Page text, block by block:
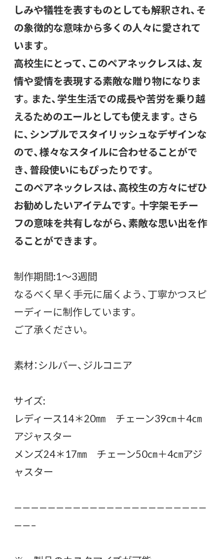
しみや犠牲を表すものとしても解釈され、そ
の象徴的な意味から多くの人々に愛されて
います。
高校生にとって、このペアネックレスは、友
情や愛情を表現する素敵な贈り物になりま
す。また、学生生活での成長や苦労を乗り越
えるためのエールとしても使えます。さら
に、シンプルでスタイリッシュなデザインな
ので、様々なスタイルに合わせることがで
き、普段使いにもぴったりです。
このペアネックレスは、高校生の方々にぜひ
お勧めしたいアイテムです。十字架モチー
フの意味を共有しながら、素敵な思い出を作
ることができます。
制作期間:1〜3週間
なるべく早く手元に届くよう、丁寧かつスピ
ーディーに制作しています。
ご了承ください。
素材：シルバー、ジルコニア
サイズ:
レディース14＊20㎜ チェーン39㎝＋4㎝
アジャスター
メンズ24＊17㎜ チェーン50㎝＋4㎝アジ
ャスター
———————————————————————
——–